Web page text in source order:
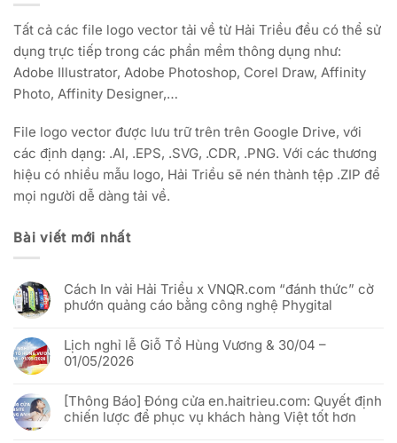
Tất cả các file logo vector tải về từ Hải Triều đều có thể sử
dụng trực tiếp trong các phần mềm thông dụng như:
Adobe Illustrator, Adobe Photoshop, Corel Draw, Affinity
Photo, Affinity Designer,…
File logo vector được lưu trữ trên trên Google Drive, với
các định dạng: .AI, .EPS, .SVG, .CDR, .PNG. Với các thương
hiệu có nhiều mẫu logo, Hải Triều sẽ nén thành tệp .ZIP để
mọi người dễ dàng tải về.
Bài viết mới nhất
Cách In vải Hải Triều x VNQR.com “đánh thức” cờ
phướn quảng cáo bằng công nghệ Phygital
bình
luận
ở
vải
Hải
Triều
Lịch nghỉ lễ Giỗ Tổ Hùng Vương & 30/04 –
01/05/2026
bình
luận
ở
[Thông Báo] Đóng cửa en.haitrieu.com: Quyết định
chiến lược để phục vụ khách hàng Việt tốt hơn